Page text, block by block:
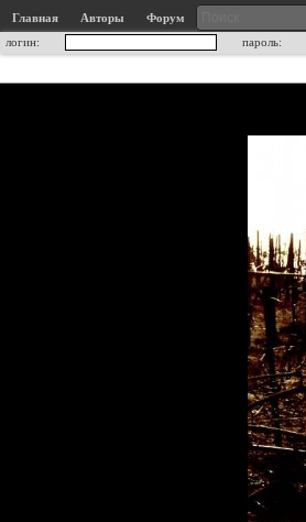
Главная Авторы
Форум
логин:
пароль: